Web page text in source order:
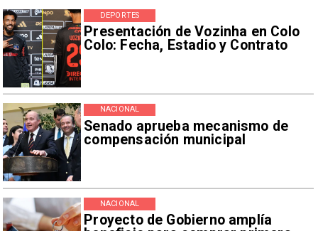
Presentación de Vozinha en Colo
Colo: Fecha, Estadio y Contrato
DEPORTES
Senado aprueba mecanismo de
compensación municipal
NACIONAL
Proyecto de Gobierno amplía
NACIONAL